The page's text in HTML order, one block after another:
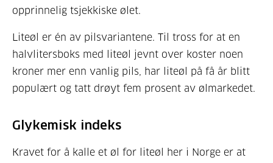
opprinnelig tsjekkiske ølet.
Liteøl er én av pilsvariantene. Til tross for at en
halvlitersboks med liteøl jevnt over koster noen
kroner mer enn vanlig pils, har liteøl på få år blitt
populært og tatt drøyt fem prosent av ølmarkedet.
Glykemisk indeks
Kravet for å kalle et øl for liteøl her i Norge er at